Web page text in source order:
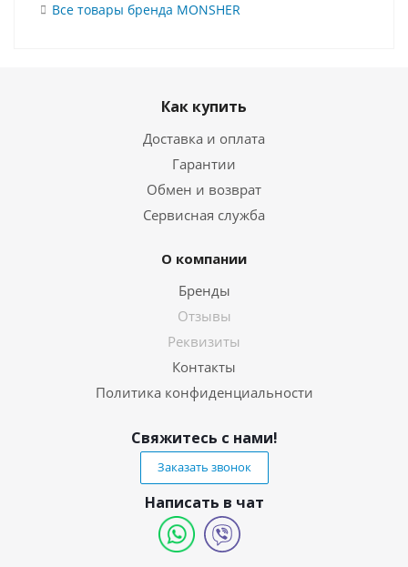
Все товары бренда MONSHER
Как купить
Доставка и оплата
Гарантии
Обмен и возврат
Сервисная служба
О компании
Бренды
Отзывы
Реквизиты
Контакты
Политика конфиденциальности
Свяжитесь с нами!
Заказать звонок
Написать в чат